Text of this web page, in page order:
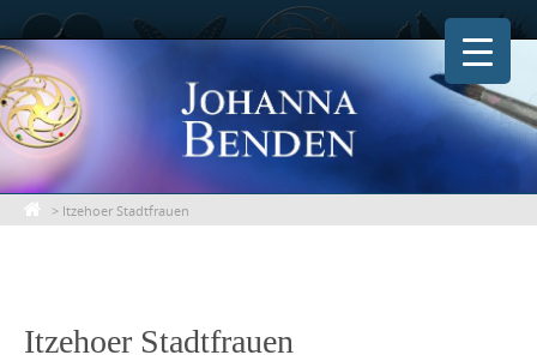
Skip
to
content
> Itzehoer Stadtfrauen
Itzehoer Stadtfrauen